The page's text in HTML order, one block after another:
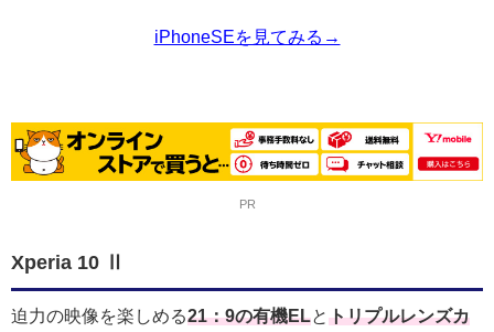
iPhoneSEを見てみる→
PR
Xperia 10 Ⅱ
迫力の映像を楽しめる21：9の有機ELとトリプルレンズカ